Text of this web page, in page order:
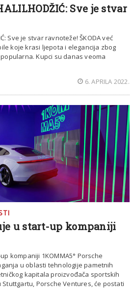
Sve je stvar
Sve je stvar ravnoteže! ŠKODA već
koje krasi ljepota i elegancija zbog
Kupci su danas veoma
6. APRILA 2022.
u start-up kompaniji
kompaniji 1KOMMA5° Porsche
u oblasti tehnologije pametnih
kapitala proizvođača sportskih
Porsche Ventures, će postati